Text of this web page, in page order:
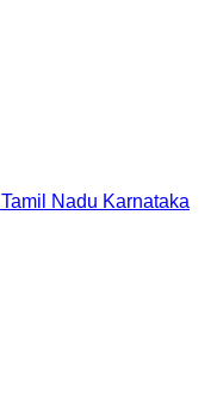
Tamil Nadu Karnataka